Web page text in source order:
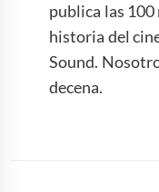
publica las
historia del
Sound.
decena.